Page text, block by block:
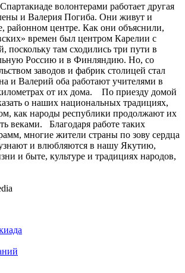
волонтерами работает другая
и Валерия Погиба. Они живут и
районном центре. Как они объяснили,
времен был центром Карелии с
поскольку там сходились три пути в
Россию и в Финляндию. Но, со
заводов и фабрик столицей стал
и Валерий оба работают учителями в
от их дома. По приезду домой
о наших национальных традициях,
как народы республики продолжают их
веками. Благодаря работе таких
многие жители страны по зову сердца
и влюбляются в нашу Якутию,
и быте, культуре и традициях народов,